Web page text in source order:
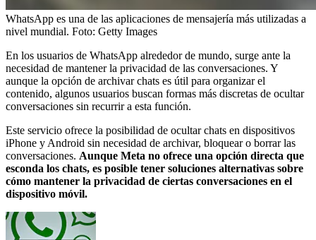
WhatsApp es una de las aplicaciones de mensajería más utilizadas a
nivel mundial. Foto: Getty Images
En los usuarios de WhatsApp alrededor de mundo, surge ante la
necesidad de mantener la privacidad de las conversaciones. Y
aunque la opción de archivar chats es útil para organizar el
contenido, algunos usuarios buscan formas más discretas de ocultar
conversaciones sin recurrir a esta función.
Este servicio ofrece la posibilidad de ocultar chats en dispositivos
iPhone y Android sin necesidad de archivar, bloquear o borrar las
conversaciones. Aunque Meta no ofrece una opción directa que
esconda los chats, es posible tener soluciones alternativas sobre
cómo mantener la privacidad de ciertas conversaciones en el
dispositivo móvil.